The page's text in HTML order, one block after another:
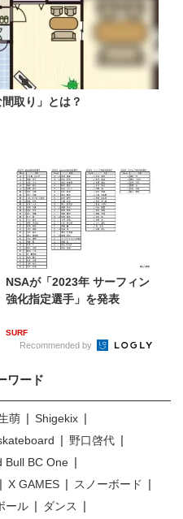
取り」とは？
NSAが「2023年 サーフィン
強化指定選手」を発表
SURF
Recommended by
ワード
萌
Shigekix
野口啓代
Bull BC One
X GAMES
スノーボード
ール
ダンス